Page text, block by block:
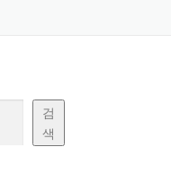
검
색